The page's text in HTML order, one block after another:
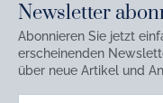
Newsletter
Abonnieren Sie jetzt
erscheinenden
über neue Artikel und